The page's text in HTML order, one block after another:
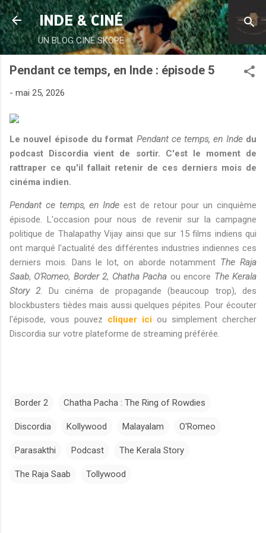
Accéder au contenu principal
INDE & CINÉ
UN BLOG CINÉ SKOPE
Pendant ce temps, en Inde : épisode 5
- mai 25, 2026
Le nouvel épisode du format Pendant ce temps, en Indedu
podcast Discordia vient de sortir. C'est le moment de
rattraper ce qu'il fallait retenir de ces derniers mois de
cinéma indien.
Pendant ce temps, en Inde est de retour pour un cinquième
épisode. L'occasion pour nous de revenir sur la campagne
politique de Thalapathy Vijay ainsi que sur 15 films indiens qui
ont marqué l'actualité des différentes industries indiennes ces
derniers mois. Dans le lot, on aborde notamment The Raja
Saab, O'Romeo, Border 2, Chatha Pacha ou encore The Kerala
Story 2 . Du cinéma de propagande (beaucoup trop), des
blockbusters tièdes mais aussi quelques pépites. Pour écouter
l'épisode, vous pouvez cliquer ici ou simplement chercher
Discordia sur votre plateforme de streaming préférée.
Border 2 Chatha Pacha : The Ring of Rowdies
Discordia Kollywood Malayalam O'Romeo
Parasakthi Podcast The Kerala Story
The Raja Saab Tollywood